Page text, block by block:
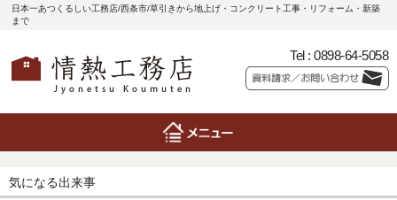
日本一あつくるしい工務店/西条市/草引きから地上げ・コンクリート工事・リフォーム・新築
まで
Tel : 0898-64-5058
気になる出来事